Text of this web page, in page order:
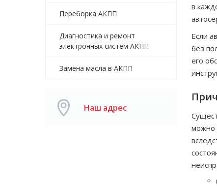
Переборка АКПП
Диагностика и ремонт
электронных систем АКПП
Замена масла в АКПП
Наш адрес
в
Если
без
его
можно